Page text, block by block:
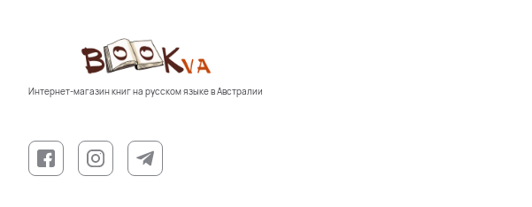
Интернет-магазин книг на русском языке в Австралии